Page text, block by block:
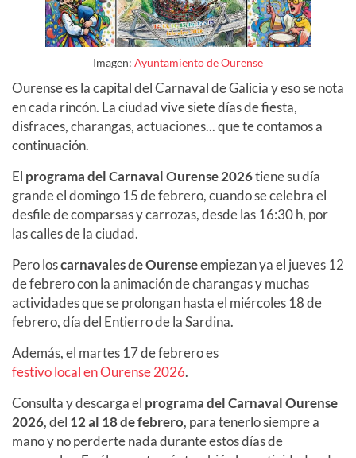
Imagen: Ayuntamiento de Ourense
Ourense es la capital del Carnaval de Galicia y eso se nota
en cada rincón. La ciudad vive siete días de fiesta,
disfraces, charangas, actuaciones... que te contamos a
continuación.
El programa del Carnaval Ourense 2026tiene su día
grande el domingo 15 de febrero, cuando se celebra el
desfile de comparsas y carrozas, desde las 16:30 h, por
las calles de la ciudad.
Pero loscarnavales de Ourenseempiezan ya el jueves 12
de febrero con la animación de charangas y muchas
actividades que se prolongan hasta el miércoles 18 de
febrero, día del Entierro de la Sardina.
Además, el martes 17 de febrero es
festivo local en Ourense 2026.
Consulta y descarga el programa del Carnaval Ourense
2026, del 12 al 18 de febrero, para tenerlo siempre a
mano y no perderte nada durante estos días de